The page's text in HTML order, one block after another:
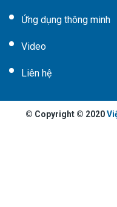
Ứng dụng thông minh
Video
Liên hệ
© Copyright © 2020